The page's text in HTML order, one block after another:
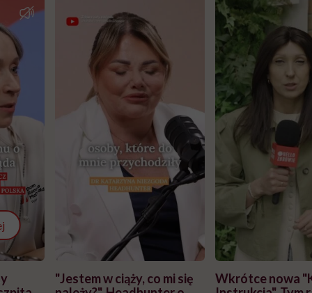
"Jestem w ciąży, co mi się
Wkrótce nowa